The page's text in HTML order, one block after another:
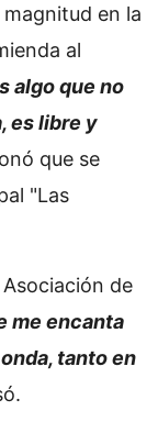
en la
al
algo que no
es libre y
que se
"Las
de
me encanta
tanto en